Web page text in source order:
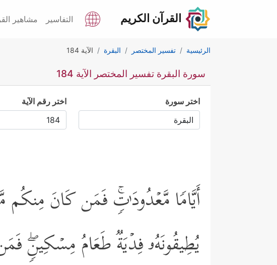
القرآن الكريم التفاسير مشاهير
الرئيسية تفسير المختصر البقرة الآية 184
سورة البقرة تفسير المختصر الآية 184
اختر سورة اختر رقم الآية
أَیَّامࣰا مَّعۡدُودَ ٰ⁠تࣲۚ فَمَن كَانَ مِنكُم
یُطِیقُونَهُۥ فِدۡیَةࣱ طَعَامُ مِسۡكِینࣲۖ